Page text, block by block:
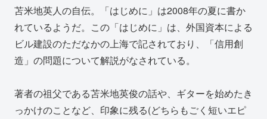
苫米地英人の自伝。「はじめに」は2008年の夏に書か
れているようだ。この「はじめに」は、外国資本による
ビル建設のただなかの上海で記されており、「信用創
造」の問題について解説がなされている。
著者の祖父である苫米地英俊の話や、ギターを始めたき
っかけのことなど、印象に残る(どちらもごく短いエピ